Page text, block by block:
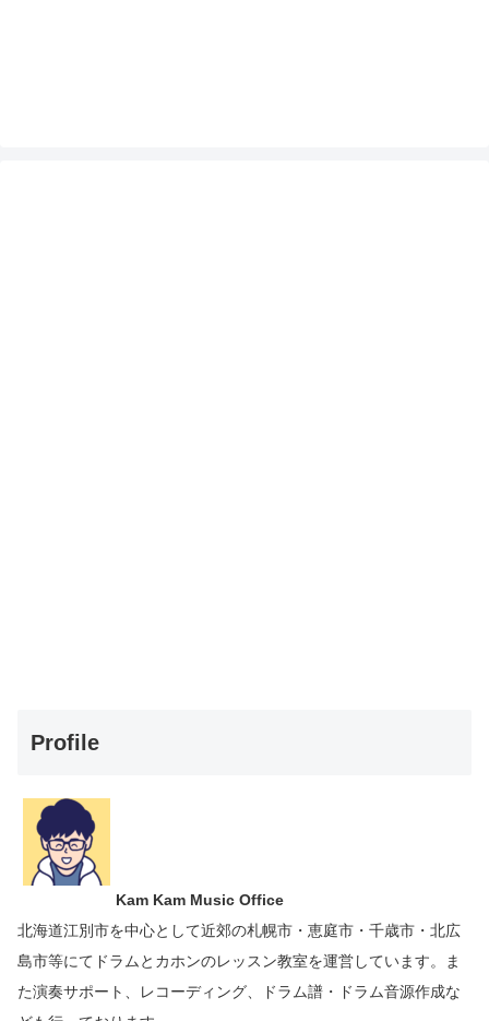
Profile
Kam Kam Music Office
北海道江別市を中心として近郊の札幌市・恵庭市・千歳市・北広
島市等にて ドラムとカホンのレッスン教室を運営しています。
ま
た演奏サポート、レコーディング、ドラム譜・ドラム音源作成な